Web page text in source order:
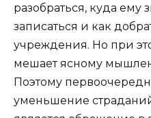
разобраться, куда ему
записаться и как
учреждения. Но при
мешает ясному
Поэтому
уменьшение